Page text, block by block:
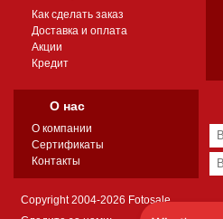
Как сделать заказ
Доставка и оплата
Акции
Кредит
О нас
О компании
Сертификаты
Контакты
Copyright 2004-2026 Fotosale